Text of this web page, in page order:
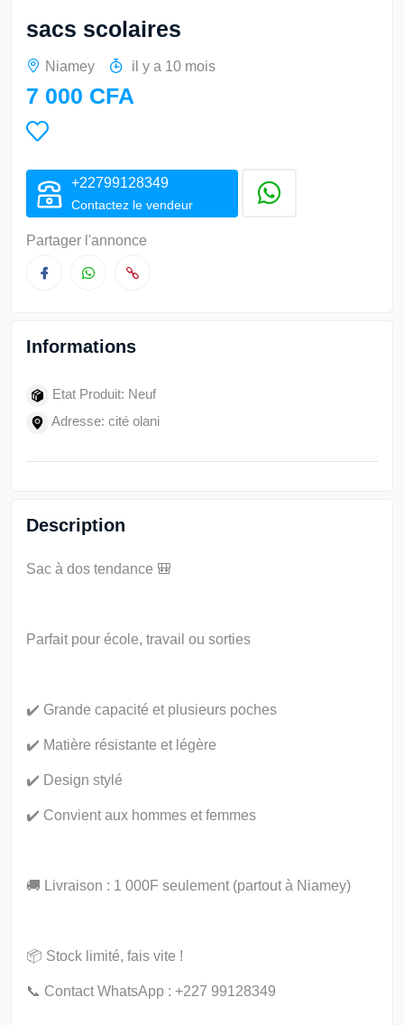
sacs scolaires
Niamey il y a 10 mois
7 000 CFA
+22799128349
Contactez le vendeur
Partager l'annonce
Informations
Etat Produit: Neuf
Adresse: cité olani
Description
Sac à dos tendance 🎒
Parfait pour école, travail ou sorties
✔️ Grande capacité et plusieurs poches
✔️ Matière résistante et légère
✔️ Design stylé
✔️ Convient aux hommes et femmes
🚚 Livraison : 1 000F seulement (partout à Niamey)
📦 Stock limité, fais vite !
📞 Contact WhatsApp : +227 99128349